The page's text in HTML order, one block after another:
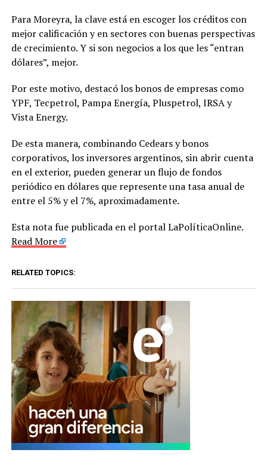
Para Moreyra, la clave está en escoger los créditos con
mejor calificación y en sectores con buenas perspectivas
de crecimiento. Y si son negocios a los que les “entran
dólares”, mejor.
Por este motivo, destacó los bonos de empresas como
YPF, Tecpetrol, Pampa Energía, Pluspetrol, IRSA y
Vista Energy.
De esta manera, combinando Cedears y bonos
corporativos, los inversores argentinos, sin abrir cuenta
en el exterior, pueden generar un flujo de fondos
periódico en dólares que represente una tasa anual de
entre el 5% y el 7%, aproximadamente.
Esta nota fue publicada en el portal LaPolíticaOnline.
Read More
RELATED TOPICS: